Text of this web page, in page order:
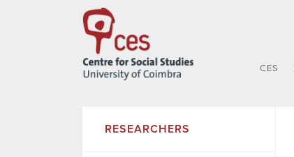
CES
RESEARCHERS